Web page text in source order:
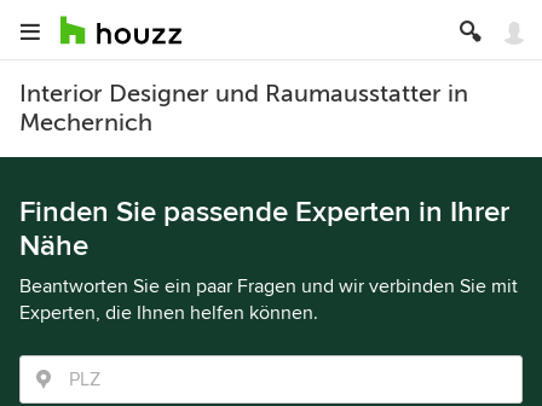
Interior Designer und Raumausstatter in
Mechernich
Finden Sie passende Experten in Ihrer
Nähe
Beantworten Sie ein paar Fragen und wir verbinden Sie mit
Experten, die Ihnen helfen können.